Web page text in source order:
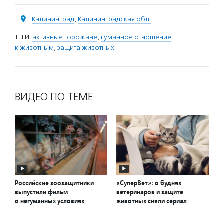
Калининград, Калининградская обл.
ТЕГИ: активные горожане, гуманное отношение
к животным, защита животных
ВИДЕО ПО ТЕМЕ
Российские зоозащитники
выпустили фильм
о негуманных условиях
«СуперВет»: о буднях
ветеринаров и защите
животных сняли сериал